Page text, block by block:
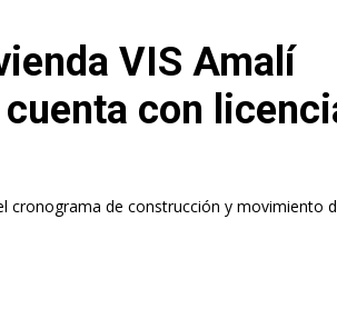
VIS Amalí
con
cronograma de construcción y movimiento